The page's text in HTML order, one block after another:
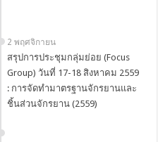
2 พฤศจิกายน
สรุปการประชุมกลุ่มย่อย (Focus
Group) วันที่ 17-18 สิงหาคม 2559
: การจัดทำมาตรฐานจักรยานและ
ชิ้นส่วนจักรยาน (2559)